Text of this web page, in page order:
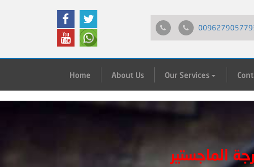
Home About Us Our Services
الماجستير